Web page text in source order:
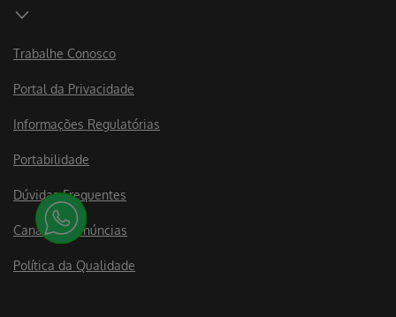
Trabalhe Conosco
Portal da Privacidade
Informações Regulatórias
Portabilidade
Dúvidas Frequentes
Canal de Denúncias
Política da Qualidade